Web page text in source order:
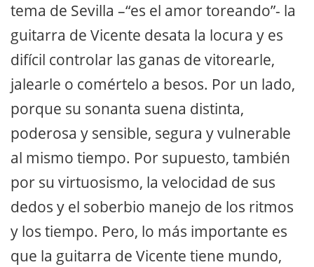
tema de Sevilla –“es el amor toreando”- la
guitarra de Vicente desata la locura y es
difícil controlar las ganas de vitorearle,
jalearle o comértelo a besos. Por un lado,
porque su sonanta suena distinta,
poderosa y sensible, segura y vulnerable
al mismo tiempo. Por supuesto, también
por su virtuosismo, la velocidad de sus
dedos y el soberbio manejo de los ritmos
y los tiempo. Pero, lo más importante es
que la guitarra de Vicente tiene mundo,